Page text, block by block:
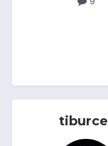
tiburce